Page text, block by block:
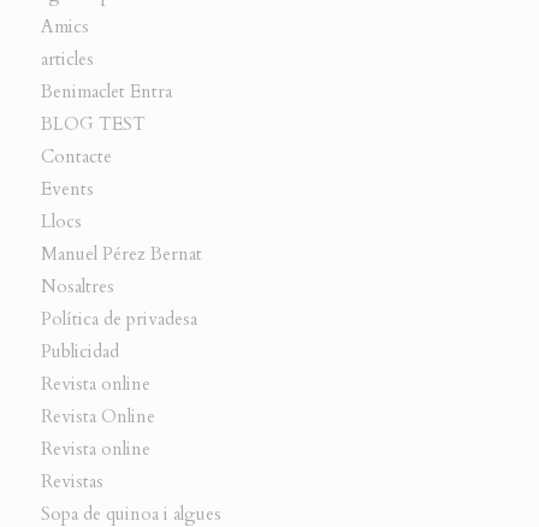
Amics
articles
Benimaclet Entra
BLOG TEST
Contacte
Events
Llocs
Manuel Pérez Bernat
Nosaltres
Política de privadesa
Publicidad
Revista online
Revista Online
Revista online
Revistas
Sopa de quinoa i algues